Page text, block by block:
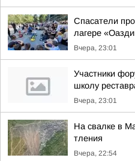
Спасатели
лагере
Вчера, 23:01
Участники
школу
Вчера, 23:01
На свалке в
тления
Вчера, 22:54